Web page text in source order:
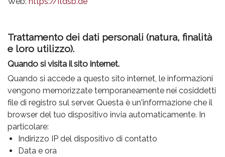
Trattamento dei dati personali (natura, finalità
e loro utilizzo).
Quando si visita il sito internet.
Quando si accede a questo sito internet, le informazioni
vengono memorizzate temporaneamente nei cosiddetti
file di registro sul server. Questa è un'informazione che il
browser del tuo dispositivo invia automaticamente. In
particolare:
Indirizzo IP del dispositivo di contatto
Data e ora